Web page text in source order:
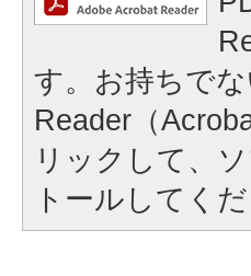
す。お持ちで
Reader（
リックして、
トールしてくだ